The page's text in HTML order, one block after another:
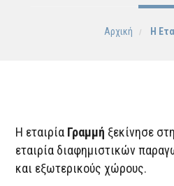
Αρχική Η
Η εταιρία Γραμμή ξεκίνησε
εταιρία διαφημιστικών
και εξωτερικούς χώρους.